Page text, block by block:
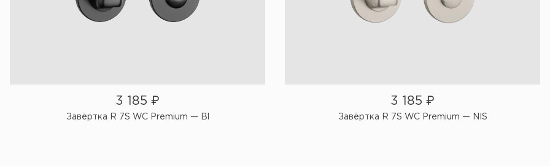
3 185 ₽
Завёртка R 7S WC Premium — Bl
3 185 ₽
Завёртка R 7S WC Premium — NIS